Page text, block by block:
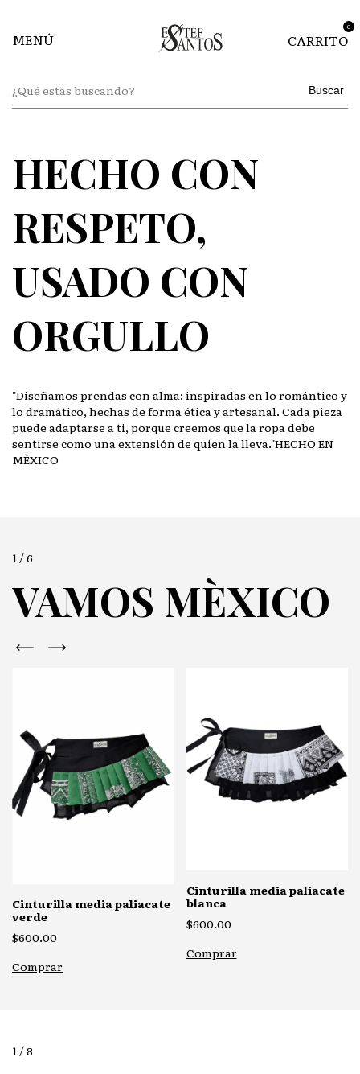
MENÚ CARRITO
0
Buscar
HECHO CON
RESPETO,
USADO CON
ORGULLO
"Diseñamos prendas con alma: inspiradas en lo romántico y
lo dramático, hechas de forma ética y artesanal. Cada pieza
puede adaptarse a ti, porque creemos que la ropa debe
sentirse como una extensión de quien la lleva."HECHO EN
MÈXICO
1/6
VAMOS MÈXICO
Cinturilla media paliacate
verde
$600.00
Comprar
Cinturilla media paliacate
blanca
$600.00
Comprar
1 /8